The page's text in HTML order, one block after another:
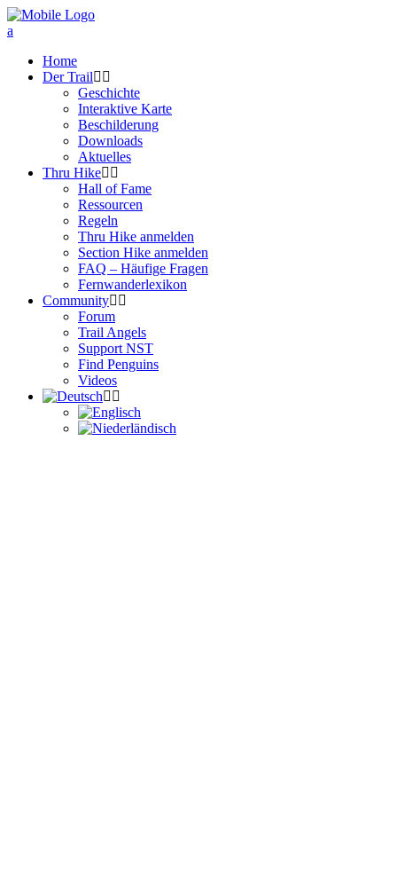
Home
Der Trail
Geschichte
Interaktive Karte
Beschilderung
Downloads
Aktuelles
Thru Hike
Hall of Fame
Ressourcen
Regeln
Thru Hike anmelden
Section Hike anmelden
FAQ – Häufige Fragen
Fernwanderlexikon
Community
Forum
Trail Angels
Support NST
Find Penguins
Videos